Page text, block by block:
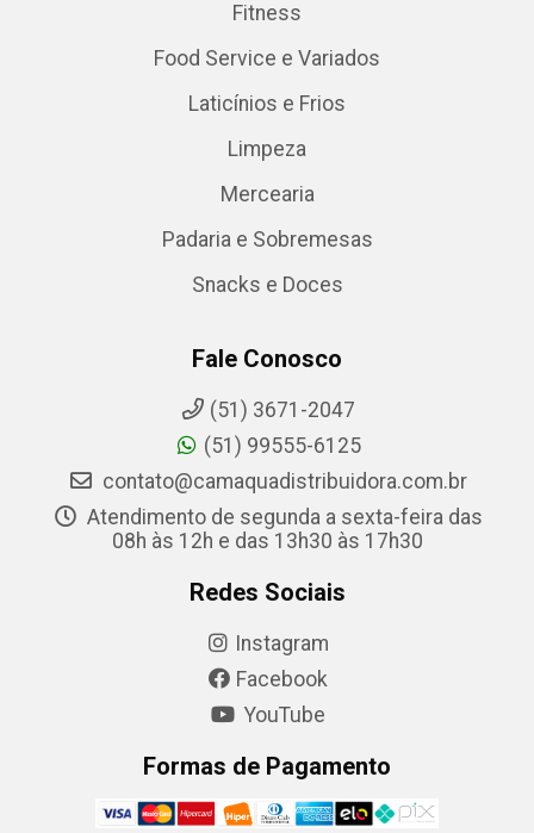
Fitness
Food Service e Variados
Laticínios e Frios
Limpeza
Mercearia
Padaria e Sobremesas
Snacks e Doces
Fale Conosco
(51) 3671-2047
(51) 99555-6125
contato@camaquadistribuidora.com.br
Atendimento de segunda a sexta-feira das
08h às 12h e das 13h30 às 17h30
Redes Sociais
Instagram
Facebook
YouTube
Formas de Pagamento